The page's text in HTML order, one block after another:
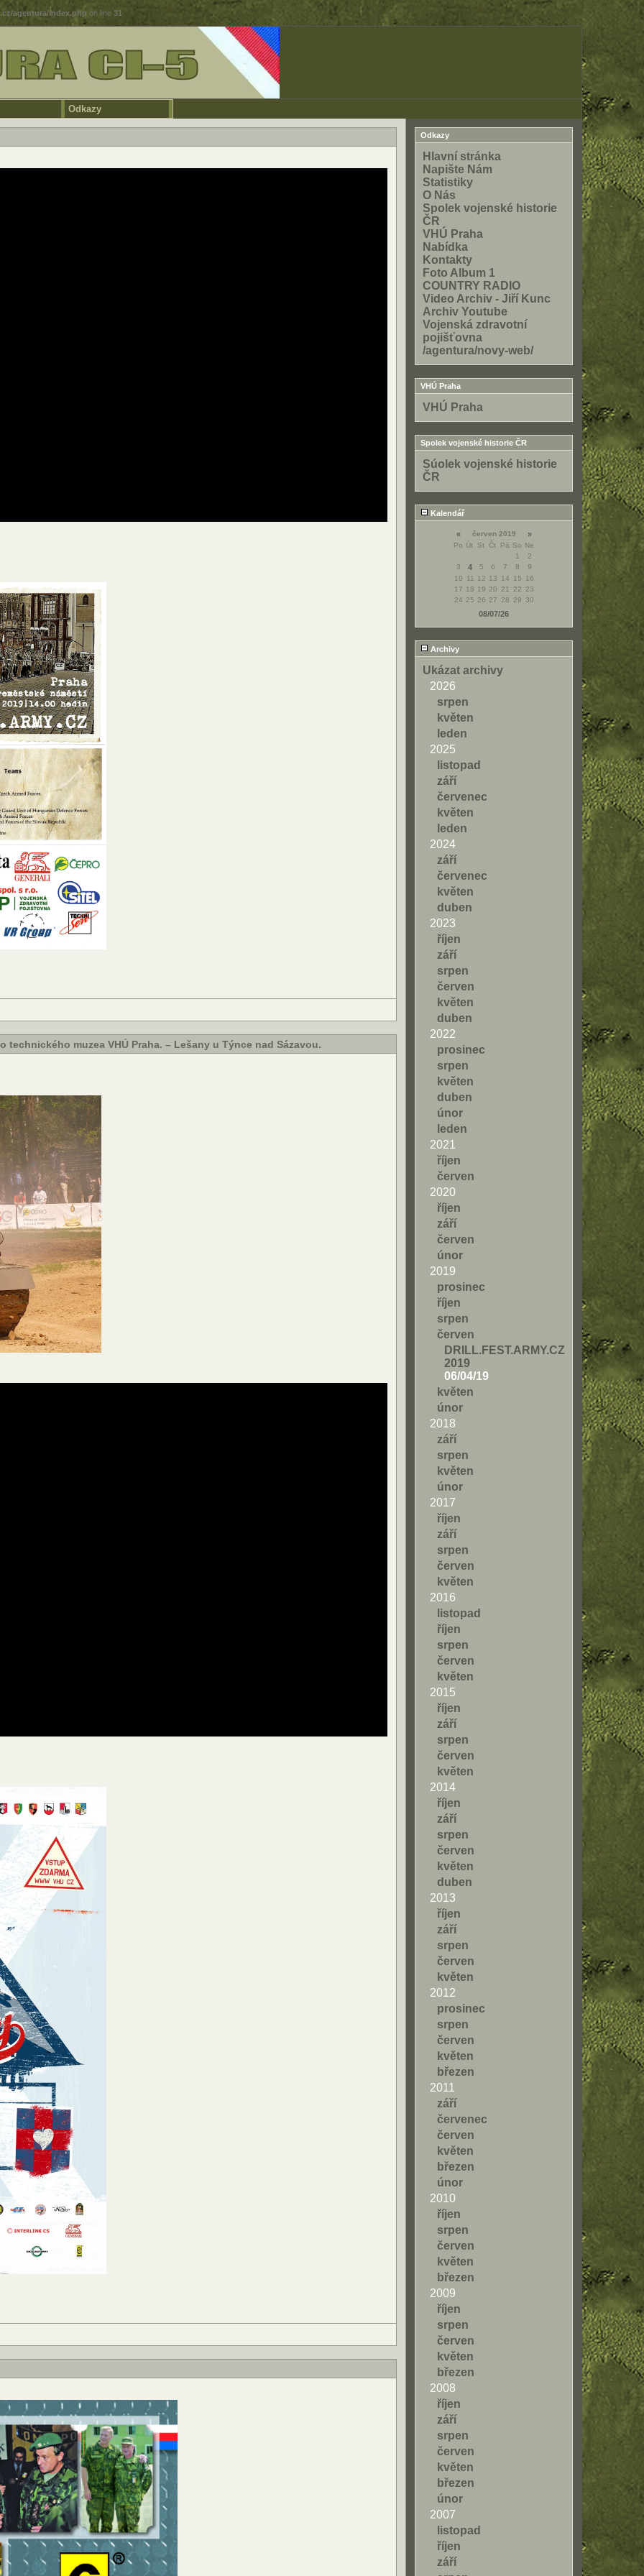
agentura/index.php on line31
Odkazy
technického muzea VHÚ Praha. – Lešany u Týnce nad Sázavou.
Odkazy
Hlavní stránka
Napište Nám
Statistiky
O Nás
Spolek vojenské historie
ČR
VHÚ Praha
Nabídka
Kontakty
Foto Album 1
COUNTRY RADIO
Video Archiv - Jiří Kunc
Archiv Youtube
Vojenská zdravotní
pojišťovna
/agentura/novy-web/
VHÚ Praha
VHÚ Praha
Spolek vojenské historie ČR
Súolek vojenské historie
ČR
Kalendář
« červen 2019 »
Po Út St Čt Pá So Ne
1
2
3
4 5 6 7 8
9
10
11 12 13 14 15
16
17 18 19 20 21 22
23
24 25 26 27 28 29 30
08/07/26
Archivy
Ukázat archivy
2026
srpen
květen
leden
2025
listopad
září
červenec
květen
leden
2024
září
červenec
květen
duben
2023
říjen
září
srpen
červen
květen
duben
2022
prosinec
srpen
květen
duben
únor
leden
2021
říjen
červen
2020
říjen
září
červen
únor
2019
prosinec
říjen
srpen
červen
DRILL.FEST.ARMY.CZ
2019
06/04/19
květen
únor
2018
září
srpen
květen
únor
2017
říjen
září
srpen
červen
květen
2016
listopad
říjen
srpen
červen
květen
2015
říjen
září
srpen
červen
květen
2014
říjen
září
srpen
červen
květen
duben
2013
říjen
září
srpen
červen
květen
2012
prosinec
srpen
červen
květen
březen
2011
září
červenec
červen
květen
březen
únor
2010
říjen
srpen
červen
květen
březen
2009
říjen
srpen
červen
květen
březen
2008
říjen
září
srpen
červen
květen
březen
únor
2007
listopad
říjen
září